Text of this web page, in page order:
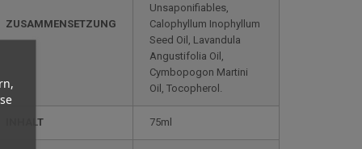
ZUSAMMENSETZUNG
Unsaponifiables,
Calophyllum Inophyllum
Seed Oil, Lavandula
Angustifolia Oil,
Cymbopogon Martini
Oil, Tocopherol.
INHALT 75ml